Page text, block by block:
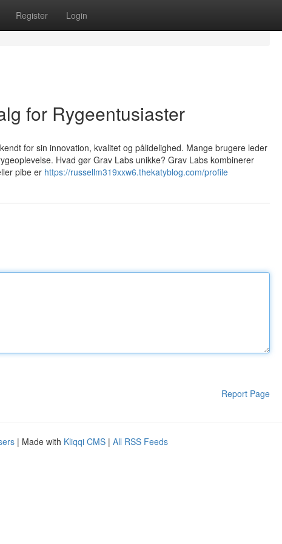
Register Login
for Rygeentusiaster
for sin innovation, kvalitet og pålidelighed. Mange brugere leder
Hvad gør Grav Labs unikke? Grav Labs kombinerer
pibe er https://russellm319xxw6.thekatyblog.com/profile
Report Page
| Made with Kliqqi CMS | All RSS Feeds